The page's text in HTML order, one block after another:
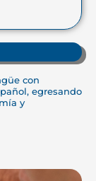
con
egresando
y